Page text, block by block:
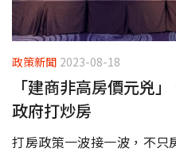
政策新聞 2023-08-18
「建商非高房價元兇
政府打炒房
打房政策一波接一波，不只